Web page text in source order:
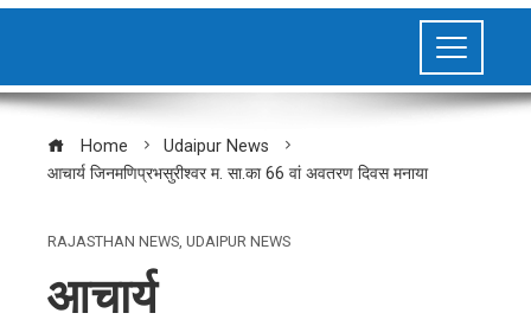
Home
Udaipur News
आचार्य जिनमणिप्रभसुरीश्वर म. सा.का 66 वां अवतरण दिवस मनाया
RAJASTHAN NEWS, UDAIPUR NEWS
आचार्य